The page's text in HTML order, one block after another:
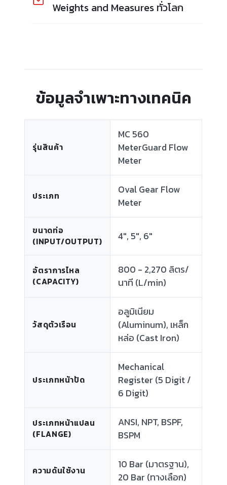
Weights and Measures ทั่วโลก
ข้อมูลจำเพาะทางเทคนิค
รุ่นสินค้า
MC 560
MeterGuard Flow
Meter
ประเภท
Oval Gear Flow
Meter
ขนาดท่อ
(INPUT/OUTPUT)
4", 5", 6"
อัตราการไหล
(CAPACITY)
800 - 2,270 ลิตร/
นาที (L/min)
วัสดุตัวเรือน
อลูมิเนียม
(Aluminum), เหล็ก
หล่อ (Cast Iron)
ประเภทหน้าปัด
Mechanical
Register (5 Digit /
6 Digit)
ประเภทหน้าแปลน
(FLANGE)
ANSI, NPT, BSPF,
BSPM
ความดันใช้งาน
10 Bar (มาตรฐาน),
20 Bar (ทางเลือก)